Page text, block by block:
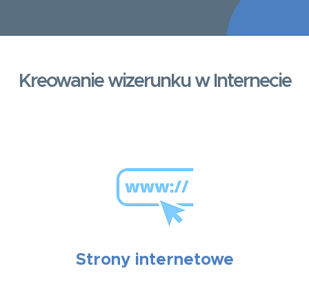
Kreowanie wizerunku w Internecie
Strony internetowe